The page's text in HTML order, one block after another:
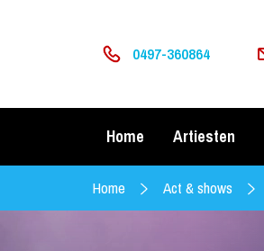
0497-360864
Home Artiesten
Home Act & shows